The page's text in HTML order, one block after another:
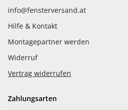
info@fensterversand.at
Hilfe & Kontakt
Montagepartner werden
Widerruf
Vertrag widerrufen
Zahlungsarten